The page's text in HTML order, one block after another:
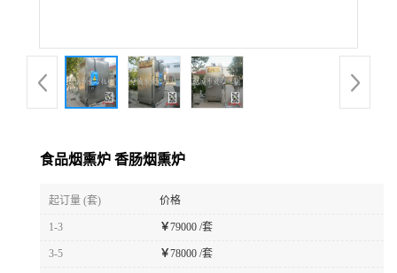
食品烟熏炉 香肠烟熏炉
起订量 (套) 价格
1-3 ￥79000 /套
3-5 ￥78000 /套